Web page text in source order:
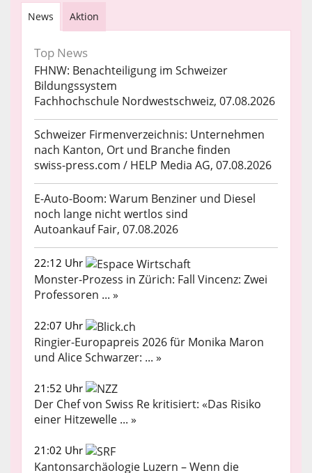
News Aktion
Top News
FHNW: Benachteiligung im Schweizer
Bildungssystem
Fachhochschule Nordwestschweiz, 07.08.2026
Schweizer Firmenverzeichnis: Unternehmen
nach Kanton, Ort und Branche finden
swiss-press.com / HELP Media AG, 07.08.2026
E-Auto-Boom: Warum Benziner und Diesel
noch lange nicht wertlos sind
Autoankauf Fair, 07.08.2026
22:12 Uhr
Monster-Prozess in Zürich: Fall Vincenz: Zwei
Professoren ... »
22:07 Uhr
Ringier-Europapreis 2026 für Monika Maron
und Alice Schwarzer: ... »
21:52 Uhr
Der Chef von Swiss Re kritisiert: «Das Risiko
einer Hitzewelle ... »
21:02 Uhr
Kantonsarchäologie Luzern – Wenn die